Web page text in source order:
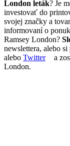
London leták? Je
investovať do
svojej značky a
informovaní o
Ramsey London?
newslettera, alebo
alebo Twitter
a
London.